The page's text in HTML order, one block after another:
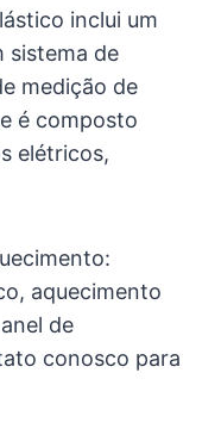
inclui um
sistema de
medição de
é composto
elétricos,
aquecimento
de
conosco para